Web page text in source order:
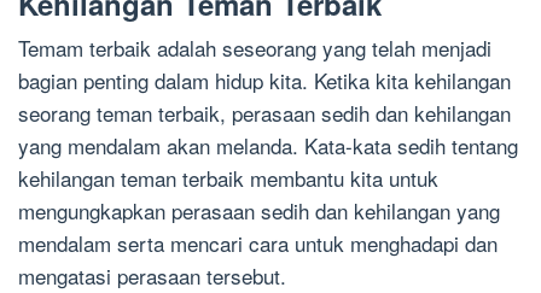
Temam terbaik adalah seseorang yang telah menjadi
bagian penting dalam hidup kita. Ketika kita kehilangan
seorang teman terbaik, perasaan sedih dan kehilangan
yang mendalam akan melanda. Kata-kata sedih tentang
kehilangan teman terbaik membantu kita untuk
mengungkapkan perasaan sedih dan kehilangan yang
mendalam serta mencari cara untuk menghadapi dan
mengatasi perasaan tersebut.